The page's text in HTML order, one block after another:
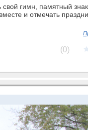
гимн, памятный
и отмечать
(0)